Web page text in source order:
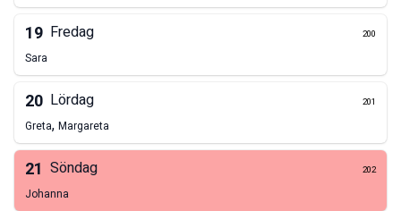
19 Fredag 200
Sara
20 Lördag 201
Greta, Margareta
21 Söndag 202
Johanna